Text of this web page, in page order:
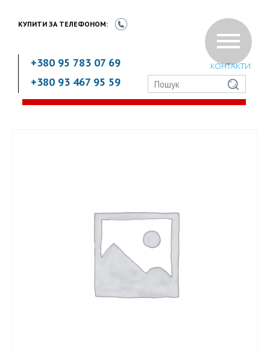
КУПИТИ ЗА ТЕЛЕФОНОМ:
+380 95 783 07 69
+380 93 467 95 59
КОНТАКТИ